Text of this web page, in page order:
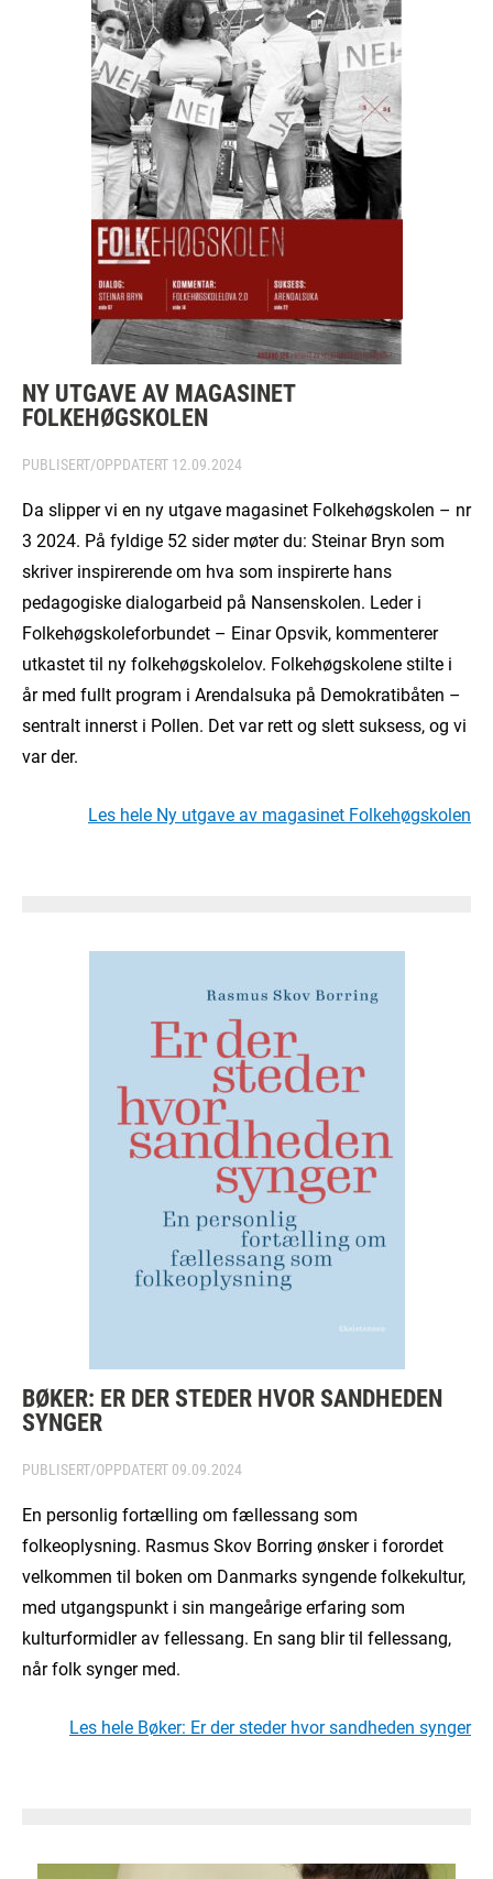
NY UTGAVE AV MAGASINET
FOLKEHØGSKOLEN
PUBLISERT/OPPDATERT 12.09.2024
Da slipper vi en ny utgave magasinet Folkehøgskolen – nr
3 2024. På fyldige 52 sider møter du: Steinar Bryn som
skriver inspirerende om hva som inspirerte hans
pedagogiske dialogarbeid på Nansenskolen. Leder i
Folkehøgskoleforbundet – Einar Opsvik, kommenterer
utkastet til ny folkehøgskolelov. Folkehøgskolene stilte i
år med fullt program i Arendalsuka på Demokratibåten –
sentralt innerst i Pollen. Det var rett og slett suksess, og vi
var der.
Les hele Ny utgave av magasinet Folkehøgskolen
BØKER: ER DER STEDER HVOR SANDHEDEN
SYNGER
PUBLISERT/OPPDATERT 09.09.2024
En personlig fortælling om fællessang som
folkeoplysning. Rasmus Skov Borring ønsker i forordet
velkommen til boken om Danmarks syngende folkekultur,
med utgangspunkt i sin mangeårige erfaring som
kulturformidler av fellessang. En sang blir til fellessang,
når folk synger med.
Les hele Bøker: Er der steder hvor sandheden synger